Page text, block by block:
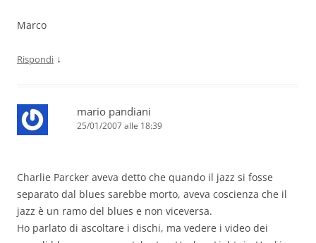
Marco
Rispondi ↓
mario pandiani
25/01/2007 alle 18:39
Charlie Parcker aveva detto che quando il jazz si fosse
separato dal blues sarebbe morto, aveva coscienza che il
jazz è un ramo del blues e non viceversa.
Ho parlato di ascoltare i dischi, ma vedere i video dei